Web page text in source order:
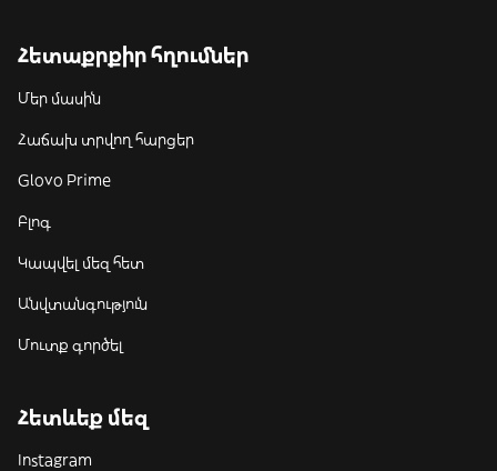
Հետաքրքիր հղումներ
Մեր մասին
Հաճախ տրվող հարցեր
Glovo Prime
Բլոգ
Կապվել մեզ հետ
Անվտանգություն
Մուտք գործել
Հետևեք մեզ
Instagram